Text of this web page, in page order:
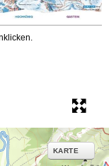
KARTE